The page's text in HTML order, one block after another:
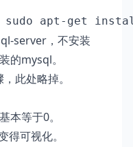
sudo apt-get
server，不安装
的mysql。
，此处略掉。
本等于0。
可视化。